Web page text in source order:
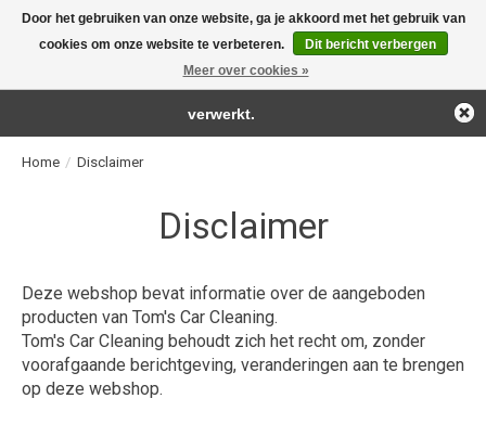
For the real detailing products!
Home / Disclaimer
Disclaimer
Deze webshop bevat informatie over de aangeboden
producten van Tom's Car Cleaning.
Tom's Car Cleaning behoudt zich het recht om, zonder
voorafgaande berichtgeving, veranderingen aan te brengen
op deze webshop.
Door het gebruiken van onze website, ga je akkoord met het gebruik van
cookies om onze website te verbeteren.
Dit bericht verbergen
Meer over cookies »
← Keer terug naar de backofficeDeze winkel is in aanbouw.
Eventueel geplaatste orders zullen niet worden gehonoreerd of
verwerkt.